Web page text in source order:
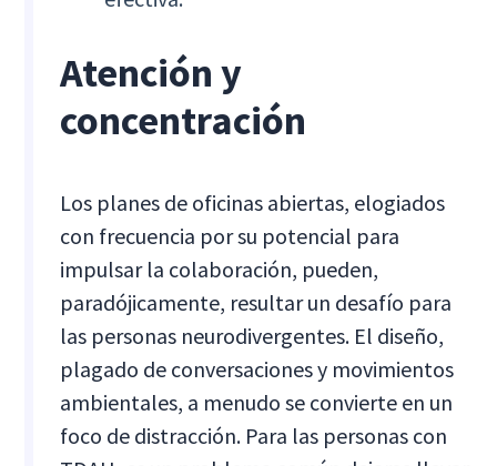
Atención y
concentración
Los planes de oficinas abiertas, elogiados
con frecuencia por su potencial para
impulsar la colaboración, pueden,
paradójicamente, resultar un desafío para
las personas neurodivergentes. El diseño,
plagado de conversaciones y movimientos
ambientales, a menudo se convierte en un
foco de distracción. Para las personas con